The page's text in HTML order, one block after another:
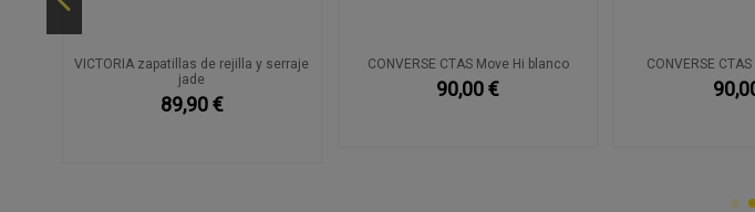
VICTORIA zapatillas de rejilla y serraje
jade
89,90 €
CONVERSE CTAS Move Hi blanco
90,00 €
CONVERSE